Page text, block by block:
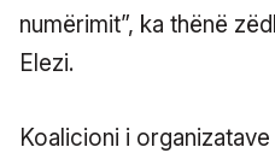
numërimit”, ka thënë
Elezi.
Koalicioni i